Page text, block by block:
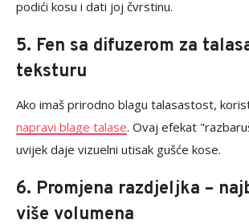
podići kosu i dati joj čvrstinu.
5. Fen sa difuzerom za
teksturu
Ako imaš prirodno blagu talasastost,
napravi blage talase. Ovaj efekat
uvijek daje vizuelni utisak gušće kose.
6. Promjena razdjeljka –
više volumena